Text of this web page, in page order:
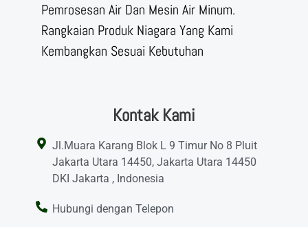
Pemrosesan Air Dan Mesin Air Minum.
Rangkaian Produk Niagara Yang Kami
Kembangkan Sesuai Kebutuhan
Kontak Kami
Jl.Muara Karang Blok L 9 Timur No 8 Pluit
Jakarta Utara 14450, Jakarta Utara 14450
DKI Jakarta , Indonesia
Hubungi dengan Telepon